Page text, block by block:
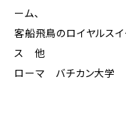
ーム、
客船飛鳥のロイヤルスイ
ス 他
ローマ バチカン大学